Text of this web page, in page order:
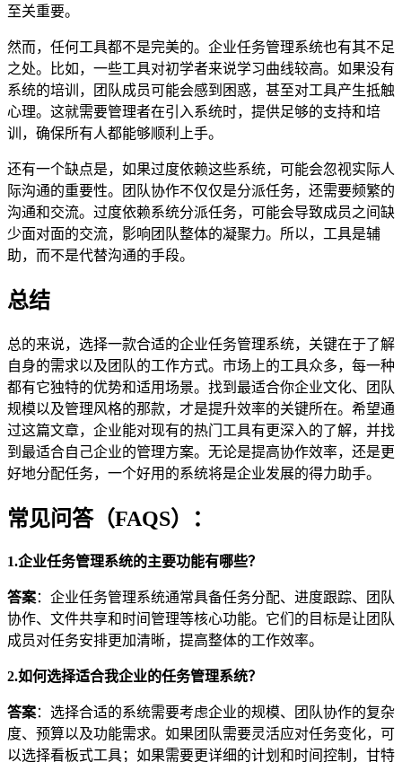
至关重要。
然而，任何工具都不是完美的。企业任务管理系统也有其不足
之处。比如，一些工具对初学者来说学习曲线较高。如果没有
系统的培训，团队成员可能会感到困惑，甚至对工具产生抵触
心理。这就需要管理者在引入系统时，提供足够的支持和培
训，确保所有人都能够顺利上手。
还有一个缺点是，如果过度依赖这些系统，可能会忽视实际人
际沟通的重要性。团队协作不仅仅是分派任务，还需要频繁的
沟通和交流。过度依赖系统分派任务，可能会导致成员之间缺
少面对面的交流，影响团队整体的凝聚力。所以，工具是辅
助，而不是代替沟通的手段。
总结
总的来说，选择一款合适的企业任务管理系统，关键在于了解
自身的需求以及团队的工作方式。市场上的工具众多，每一种
都有它独特的优势和适用场景。找到最适合你企业文化、团队
规模以及管理风格的那款，才是提升效率的关键所在。希望通
过这篇文章，企业能对现有的热门工具有更深入的了解，并找
到最适合自己企业的管理方案。无论是提高协作效率，还是更
好地分配任务，一个好用的系统将是企业发展的得力助手。
常见问答（FAQS）：
1.企业任务管理系统的主要功能有哪些？
答案：企业任务管理系统通常具备任务分配、进度跟踪、团队
协作、文件共享和时间管理等核心功能。它们的目标是让团队
成员对任务安排更加清晰，提高整体的工作效率。
2.如何选择适合我企业的任务管理系统？
答案：选择合适的系统需要考虑企业的规模、团队协作的复杂
度、预算以及功能需求。如果团队需要灵活应对任务变化，可
以选择看板式工具；如果需要更详细的计划和时间控制，甘特